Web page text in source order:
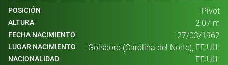
POSICIÓN Pívot
ALTURA 2,07 m
FECHA NACIMIENTO 27/03/1962
LUGAR NACIMIENTO Golsboro (Carolina del Norte), EE.UU.
NACIONALIDAD EE.UU.